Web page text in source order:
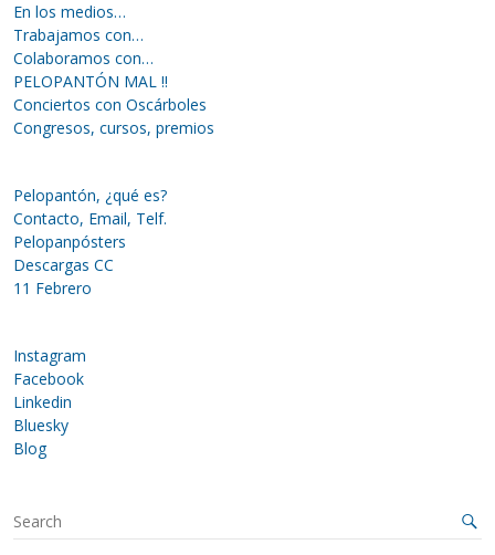
En los medios…
Trabajamos con…
Colaboramos con…
PELOPANTÓN MAL !!
Conciertos con Oscárboles
Congresos, cursos, premios
Pelopantón, ¿qué es?
Contacto, Email, Telf.
Pelopanpósters
Descargas CC
11 Febrero
Instagram
Facebook
Linkedin
Bluesky
Blog
S
e